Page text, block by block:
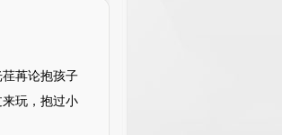
苒论抱孩子
玩，抱过小